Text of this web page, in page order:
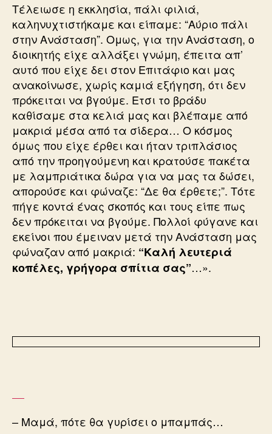
Τέλειωσε η εκκλησία, πάλι φιλιά,
καληνυχτιστήκαμε και είπαμε: “Αύριο πάλι
στην Ανάσταση”. Ομως, για την Ανάσταση, ο
διοικητής είχε αλλάξει γνώμη, έπειτα απ’
αυτό που είχε δει στον Επιτάφιο και μας
ανακοίνωσε, χωρίς καμιά εξήγηση, ότι δεν
πρόκειται να βγούμε. Ετσι το βράδυ
καθίσαμε στα κελιά μας και βλέπαμε από
μακριά μέσα από τα σίδερα… Ο κόσμος
όμως που είχε έρθει και ήταν τριπλάσιος
από την προηγούμενη και κρατούσε πακέτα
με λαμπριάτικα δώρα για να μας τα δώσει,
απορούσε και φώναζε: “Δε θα έρθετε;”. Τότε
πήγε κοντά ένας σκοπός και τους είπε πως
δεν πρόκειται να βγούμε. Πολλοί φύγανε και
εκείνοι που έμειναν μετά την Ανάσταση μας
φώναζαν από μακριά: “Καλή λευτεριά
κοπέλες, γρήγορα σπίτια σας”…».
– Μαμά, πότε θα γυρίσει ο μπαμπάς…